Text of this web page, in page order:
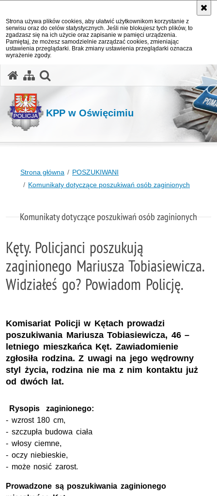
Strona używa plików cookies, aby ułatwić użytkownikom korzystanie z
serwisu oraz do celów statystycznych. Jeśli nie blokujesz tych plików, to
zgadzasz się na ich użycie oraz zapisanie w pamięci urządzenia.
Pamiętaj, że możesz samodzielnie zarządzać cookies, zmieniając
ustawienia przeglądarki. Brak zmiany ustawienia przeglądarki oznacza
wyrażenie zgody.
KPP w Oświęcimiu
Strona główna
POSZUKIWANI
Komunikaty dotyczące poszukiwań osób zaginionych
Komunikaty dotyczące poszukiwań osób zaginionych
Kęty. Policjanci poszukują
zaginionego Mariusza Tobiasiewicza.
Widziałeś go? Powiadom Policję.
Komisariat Policji w Kętach prowadzi
poszukiwania Mariusza Tobiasiewicza, 46 –
letniego mieszkańca Kęt. Zawiadomienie
zgłosiła rodzina. Z uwagi na jego wędrowny
styl życia, rodzina nie ma z nim kontaktu już
od dwóch lat.
Rysopis zaginionego:
- wzrost 180 cm,
- szczupła budowa ciała
- włosy ciemne,
- oczy niebieskie,
- może nosić zarost.
Prowadzone są poszukiwania zaginionego